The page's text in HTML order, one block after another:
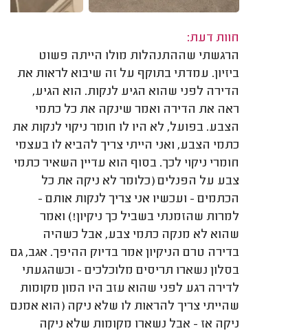
חוות דעת:
הרגשתי שההתנהלות מולו הייתה פשוט
ביזיון. עמדתי בתוקף על זה שיבוא לראות את
הדירה לפני שהוא הגיע לנקות. הוא הגיע,
ראה את הדירה ואמר שינקה את כל כתמי
הצבע. בפועל, לא היו לו חומר ניקוי לנקות את
כתמי הצבע, ואני הייתי צריך להביא לו בעצמי
חומרי ניקוי לכך. בסוף הוא עדיין השאיר כתמי
צבע על הפנלים (כלומר לא ניקה את כל
הכתמים - ועכשיו אני צריך לנקות אותם -
למרות שהזמנתי בשביל כך ניקיון!) ואמר
שהוא לא מנקה כתמי צבע, אבל כשהיה
בדירה טרם הניקיון אמר בדיוק ההיפך. אגב, גם
בסלון נשארו תריסים מלוכלכים - וכשהגעתי
לדירה רגע לפני שהוא עזב היו המון מקומות
שהייתי צריך להראות לו שלא ניקה (הוא אמנם
ניקה אז - אבל נשארו מקומות שלא ניקה